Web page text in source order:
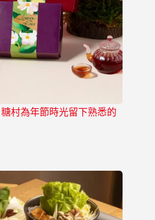
村為年節時光留下熟悉的